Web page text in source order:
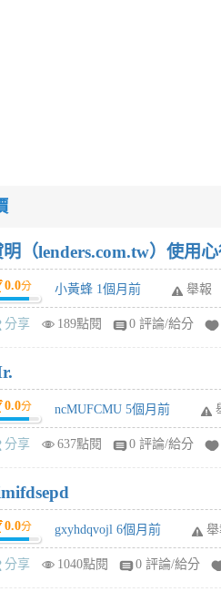
明（lenders.com.tw）使用
0.0分 小黃蜂 1個月前 舉報
分享 189點閱 0 評論/給分
0.0分 ncMUFCMU 5個月前
分享 637點閱 0 評論/給分
0.0分 gxyhdqvojl 6個月前 舉
分享 1040點閱 0 評論/給分